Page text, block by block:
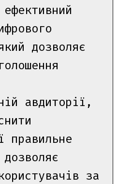
дозволяє
авдиторії,
правильне
за